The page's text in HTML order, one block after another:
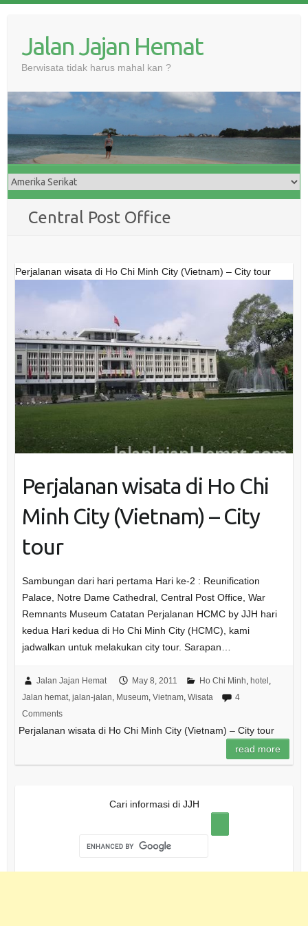
Jalan Jajan Hemat
Berwisata tidak harus mahal kan ?
Central Post Office
Perjalanan wisata di Ho Chi Minh City (Vietnam) – City tour
Perjalanan wisata di Ho Chi
Minh City (Vietnam) – City
tour
Sambungan dari hari pertama Hari ke-2 : Reunification
Palace, Notre Dame Cathedral, Central Post Office, War
Remnants Museum Catatan Perjalanan HCMC by JJH hari
kedua Hari kedua di Ho Chi Minh City (HCMC), kami
jadwalkan untuk melakukan city tour. Sarapan…
Jalan Jajan Hemat May 8, 2011 Ho Chi Minh, hotel ,
Jalan hemat, jalan-jalan, Museum, Vietnam, Wisata
4
Comments
Perjalanan wisata di Ho Chi Minh City (Vietnam) – City tour
read more
Cari informasi di JJH